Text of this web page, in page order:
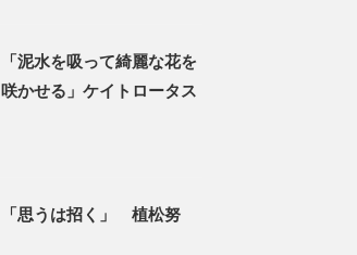
「泥水を吸って綺麗な花を
咲かせる」ケイトロータス
「思うは招く」 植松努